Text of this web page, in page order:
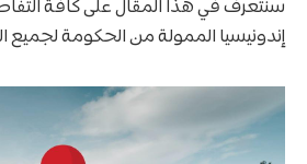
سنتعرف في هذا المقال على كافة
إندونيسيا الممولة من الحكومة لجميع